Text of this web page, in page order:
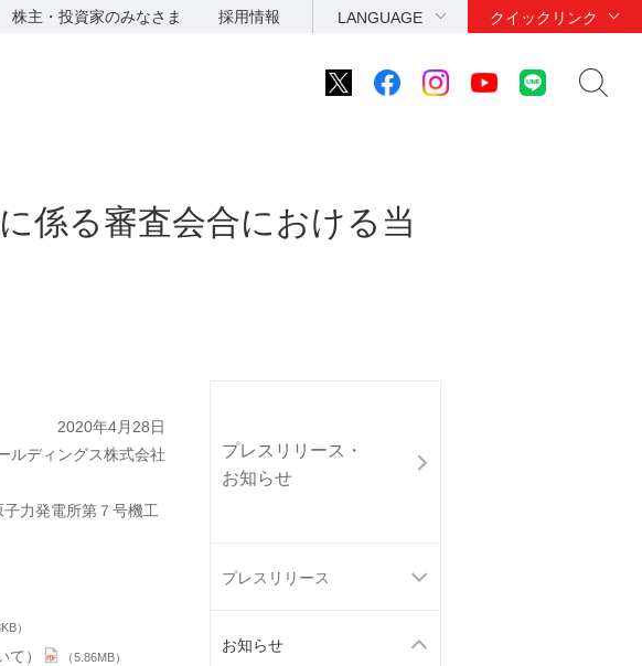
株主・投資家のみなさま 採用情報 LANGUAGE クイックリンク
プレスリリース・
お知らせ
プレスリリース
お知らせ
係る審査会合における当
2020年4月28日
ルディングス株式会社
力発電所第７号機工
）
） （5.86MB）